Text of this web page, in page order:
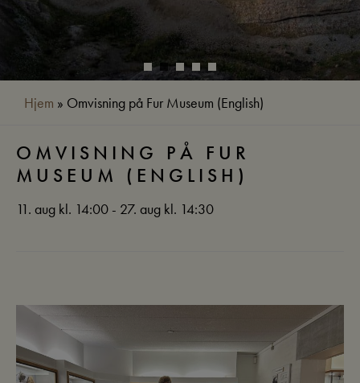
Hjem » Omvisning på Fur Museum (English)
OMVISNING PÅ FUR
MUSEUM (ENGLISH)
11. aug kl. 14:00 - 27. aug kl. 14:30